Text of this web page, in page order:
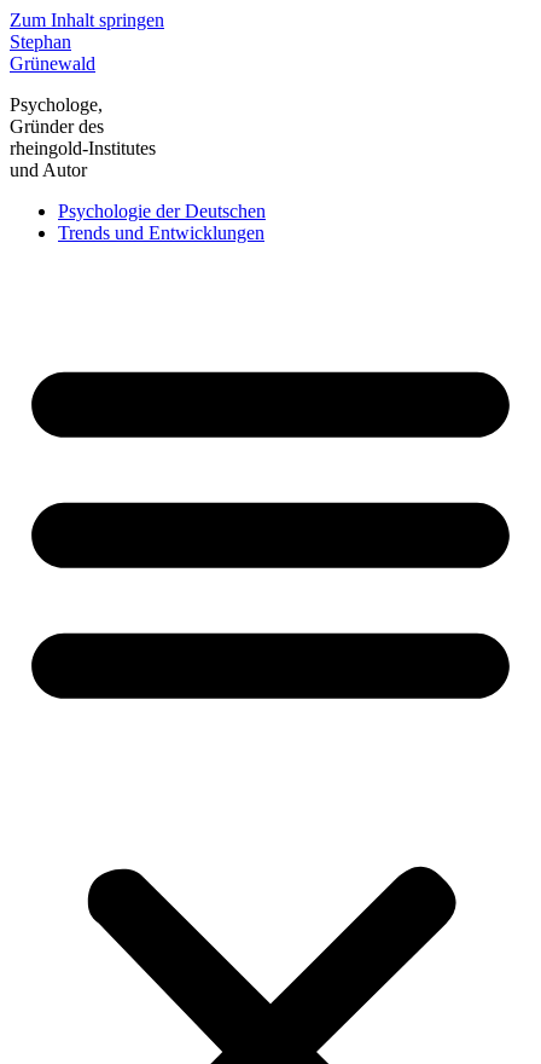
Zum Inhalt springen
Stephan
Grünewald
Psychologe,
Gründer des
rheingold-Institutes
und Autor
Psychologie der Deutschen
Trends und Entwicklungen